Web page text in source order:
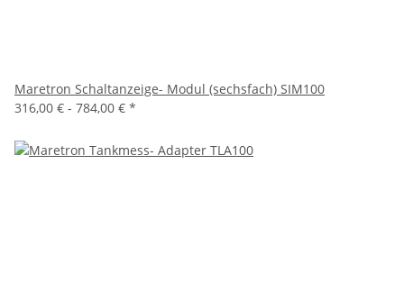
Maretron Schaltanzeige- Modul (sechsfach) SIM100
316,00 € - 784,00 € *